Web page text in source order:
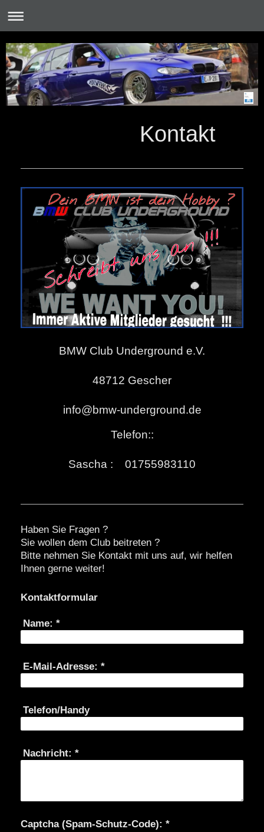
Kontakt
BMW Club Underground e.V.
48712 Gescher
info@bmw-underground.de
Telefon::
Sascha : 01755983110
Haben Sie Fragen ?
Sie wollen dem Club beitreten ?
Bitte nehmen Sie Kontakt mit uns auf, wir helfen
Ihnen gerne weiter!
Kontaktformular
Name: *
E-Mail-Adresse: *
Telefon/Handy
Nachricht: *
Captcha (Spam-Schutz-Code): *